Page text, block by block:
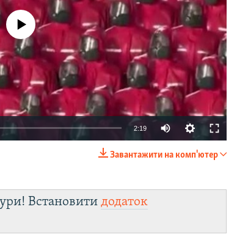
currently available
2:19
Завантажити на комп'ютер
Встановитидодаток